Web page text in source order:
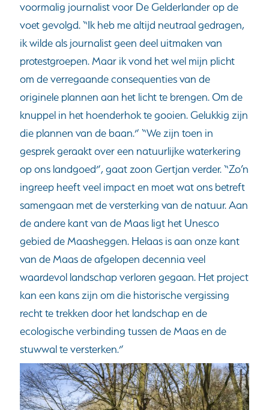
voormalig journalist voor De Gelderlander op de
voet gevolgd. “Ik heb me altijd neutraal gedragen,
ik wilde als journalist geen deel uitmaken van
protestgroepen. Maar ik vond het wel mijn plicht
om de verregaande consequenties van de
originele plannen aan het licht te brengen. Om de
knuppel in het hoenderhok te gooien. Gelukkig zijn
die plannen van de baan.” “We zijn toen in
gesprek geraakt over een natuurlijke waterkering
op ons landgoed”, gaat zoon Gertjan verder. “Zo’n
ingreep heeft veel impact en moet wat ons betreft
samengaan met de versterking van de natuur. Aan
de andere kant van de Maas ligt het Unesco
gebied de Maasheggen. Helaas is aan onze kant
van de Maas de afgelopen decennia veel
waardevol landschap verloren gegaan. Het project
kan een kans zijn om die historische vergissing
recht te trekken door het landschap en de
ecologische verbinding tussen de Maas en de
stuwwal te versterken.”